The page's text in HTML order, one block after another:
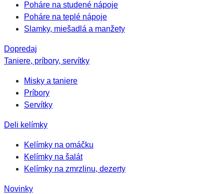
Poháre na studené nápoje
Poháre na teplé nápoje
Slamky, miešadlá a manžety
Dopredaj
Taniere, príbory, servítky
Misky a taniere
Príbory
Servítky
Deli kelímky
Kelímky na omáčku
Kelímky na šalát
Kelímky na zmrzlinu, dezerty
Novinky